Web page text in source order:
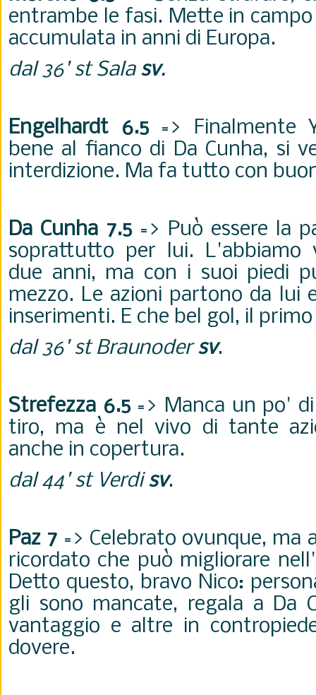
entrambe le fasi. Mette in
accumulata in anni di Europa.
dal 36' st Sala sv.
Engelhardt 6.5=> Finalmente
bene al fianco di Da Cunha, si
interdizione. Ma fa tutto con
Da Cunha 7.5=> Può essere la
soprattutto per lui. L'abbiamo
due anni, ma con i suoi piedi
mezzo. Le azioni partono da lui
inserimenti. E che bel gol, il
dal 36' st Braunodersv.
Strefezza 6.5=> Manca un po'
tiro, ma è nel vivo di tante
anche in copertura.
dal 44' st Verdisv.
Paz 7 => Celebrato ovunque, ma
ricordato che può migliorare
Detto questo, bravo Nico:
gli sono mancate, regala a Da
vantaggio e altre in
dovere.